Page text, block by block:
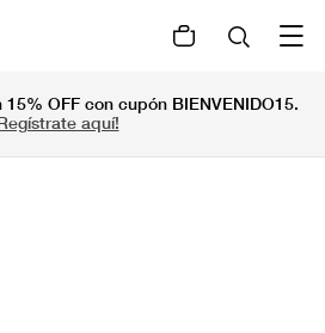
OFF con cupón BIENVENIDO15.
aquí!